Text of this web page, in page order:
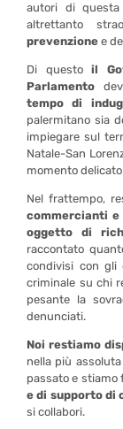
autori di questa
altrettanto
prevenzione e
Di questoil
Parlamento
tempo di
palermitano sia
impiegare sul
Natale-San
momento
Nel frattempo,
commercianti
oggetto di
raccontato
condivisi con gli
criminale su chi
pesante la
denunciati.
Noi restiamo
nella più
passato e stiamo
e di supporto di
si collabori.